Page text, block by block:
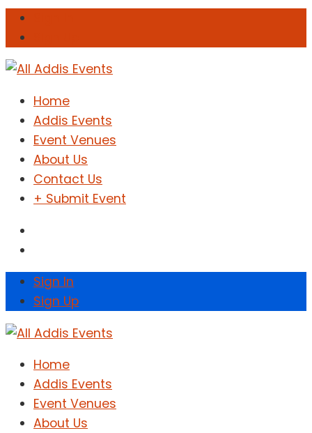
Home
Addis Events
Event Venues
About Us
Contact Us
+ Submit Event
Sign In
Sign Up
Home
Addis Events
Event Venues
About Us